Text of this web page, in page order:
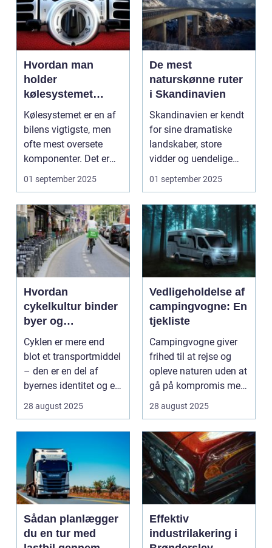
Hvordan man
holder
kølesystemet
effektivt
Kølesystemet er en af
bilens vigtigste, men
ofte mest oversete
komponenter. Det er
ansvarligt...
01 september 2025
De mest
naturskønne ruter
i Skandinavien
Skandinavien er kendt
for sine dramatiske
landskaber, store
vidder og uendelige
naturoplevelser. Fra...
01 september 2025
Hvordan
cykelkultur binder
byer og
mennesker
sammen
Cyklen er mere end
blot et transportmiddel
– den er en del af
byernes identitet og en
kultur, ...
28 august 2025
Vedligeholdelse af
campingvogne: En
tjekliste
Campingvogne giver
frihed til at rejse og
opleve naturen uden at
gå på kompromis med
kom...
28 august 2025
Sådan planlægger
du en tur med
Effektiv
industrilakering i